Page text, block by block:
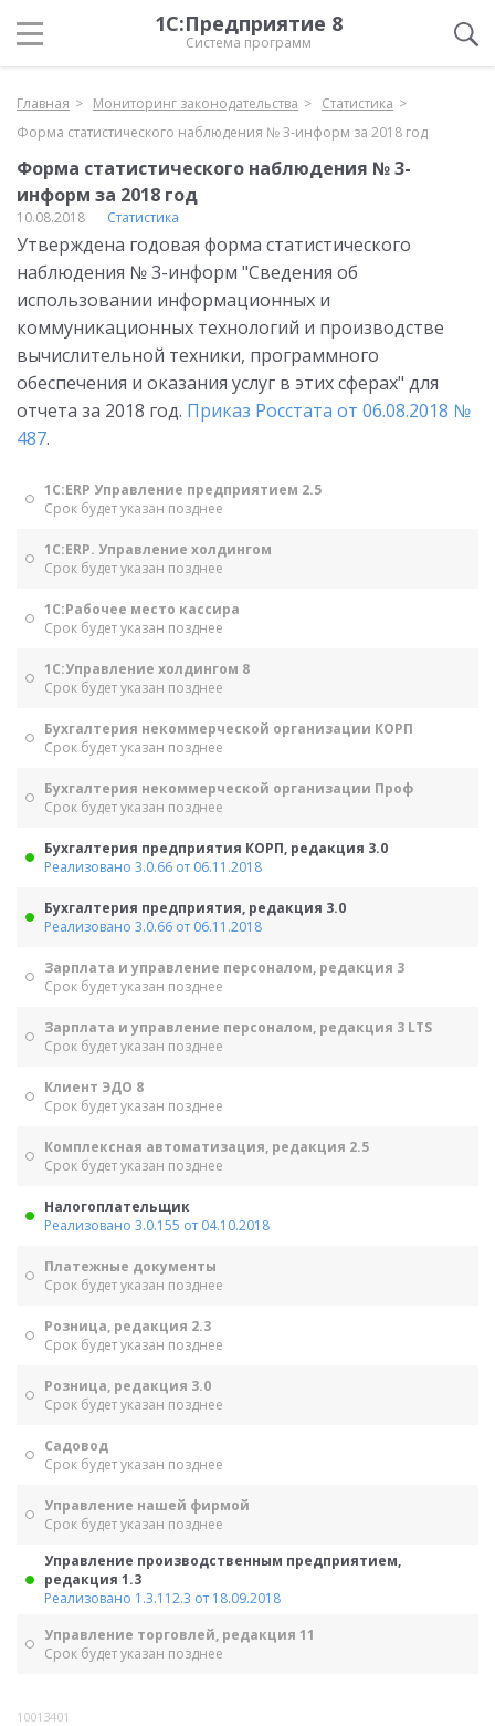
1С:Предприятие 8
Система программ
Главная Мониторинг законодательства
Статистика
Форма статистического наблюдения № 3-информ за 2018 год
Форма статистического наблюдения № 3-
информ за 2018 год
10.08.2018 Статистика
Утверждена годовая форма статистического
наблюдения № 3-информ "Сведения об
использовании информационных и
коммуникационных технологий и производстве
вычислительной техники, программного
обеспечения и оказания услуг в этих сферах" для
отчета за 2018 год. Приказ Росстата от 06.08.2018 №
487.
1С:ERP Управление предприятием 2.5
Срок будет указан позднее
1С:ERP. Управление холдингом
Срок будет указан позднее
1С:Рабочее место кассира
Срок будет указан позднее
1С:Управление холдингом 8
Срок будет указан позднее
Бухгалтерия некоммерческой организации КОРП
Срок будет указан позднее
Бухгалтерия некоммерческой организации Проф
Срок будет указан позднее
Бухгалтерия предприятия КОРП, редакция 3.0
Реализовано 3.0.66 от 06.11.2018
Бухгалтерия предприятия, редакция 3.0
Реализовано 3.0.66 от 06.11.2018
Зарплата и управление персоналом, редакция 3
Срок будет указан позднее
Зарплата и управление персоналом, редакция 3 LTS
Срок будет указан позднее
Клиент ЭДО 8
Срок будет указан позднее
Комплексная автоматизация, редакция 2.5
Срок будет указан позднее
Налогоплательщик
Реализовано 3.0.155 от 04.10.2018
Платежные документы
Срок будет указан позднее
Розница, редакция 2.3
Срок будет указан позднее
Розница, редакция 3.0
Срок будет указан позднее
Садовод
Срок будет указан позднее
Управление нашей фирмой
Срок будет указан позднее
Управление производственным предприятием,
редакция 1.3
Реализовано 1.3.112.3 от 18.09.2018
Управление торговлей, редакция 11
Срок будет указан позднее
10013401